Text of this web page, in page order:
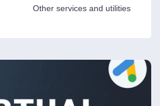
Other services and utilities